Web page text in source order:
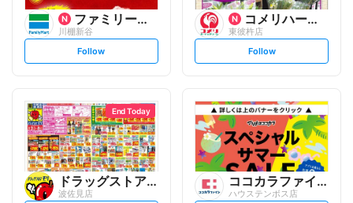
ファミリーマート
川棚新谷
s
l
o
w
Follow
コメリハード&グリーン
東彼杵店
s
l
o
w
Follow
End Today
ドラッグストアモリ
波佐見店
ココカラファイン
ハウステンボス店